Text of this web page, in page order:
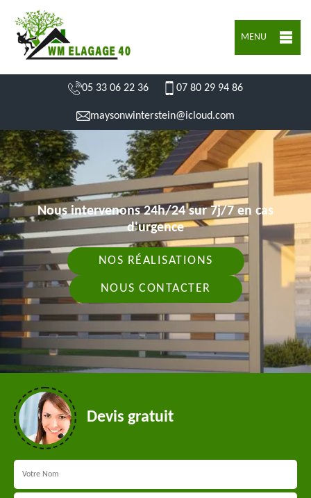
MENU
05 33 06 22 36 07 80 29 94 86
maysonwinterstein@icloud.com
Nous intervenons 24h/24 sur 7j/7 en cas
d'urgence
NOS RÉALISATIONS
NOUS CONTACTER
Devis gratuit